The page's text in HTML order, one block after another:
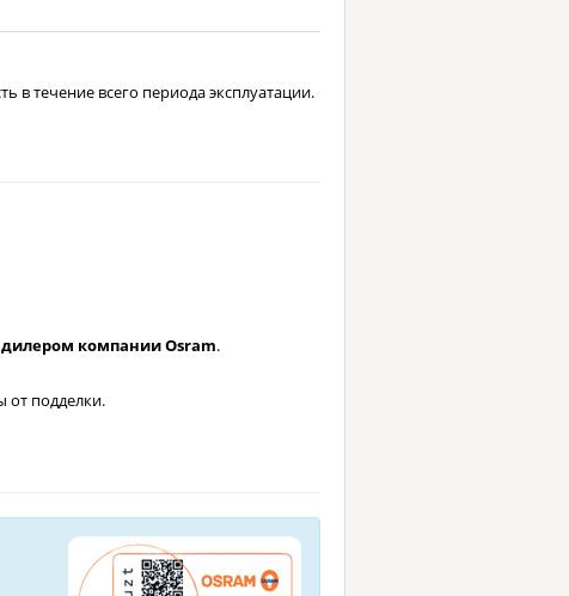
течение всего периода эксплуатации.
компании Osram.
от подделки.